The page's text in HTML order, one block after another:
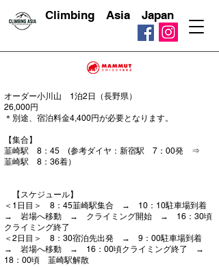
​ Climbing Asia Japan
オーダー小川山 1泊2日（長野県）
26,000円
​＊別途、宿泊料金4,400円が必要となります。
​【集合】
韮崎駅 8：45 (参考ダイヤ：新宿駅 7：00発 ⇒
韮崎駅 8：36着）
​ 【 スケジュール】​
＜1日目＞ 8：45韮崎駅集合 → 10：10駐車場到着
→ 岩場へ移動 → クライミング開始 → 16：30頃
クライミング終了
＜2日目＞ 8：30宿泊先出発 → 9：00駐車場到着
→ 岩場へ移動 → 16：00頃クライミング終了 →
18：00頃 韮崎駅解散